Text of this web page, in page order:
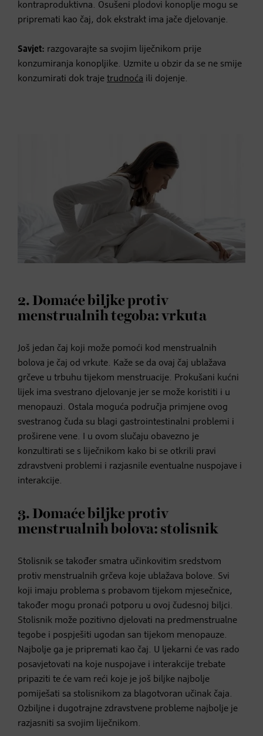
kontraproduktivna. Osušeni plodovi konoplje mogu se
pripremati kao čaj, dok ekstrakt ima jače djelovanje.
Savjet: razgovarajte sa svojim liječnikom prije
konzumiranja konopljike. Uzmite u obzir da se ne smije
konzumirati dok traje trudnoća ili dojenje.
2. Domaće biljke protiv
menstrualnih tegoba: vrkuta
Još jedan čaj koji može pomoći kod menstrualnih
bolova je čaj od vrkute. Kaže se da ovaj čaj ublažava
grčeve u trbuhu tijekom menstruacije. Prokušani kućni
lijek ima svestrano djelovanje jer se može koristiti i u
menopauzi. Ostala moguća područja primjene ovog
svestranog čuda su blagi gastrointestinalni problemi i
proširene vene. I u ovom slučaju obavezno je
konzultirati se s liječnikom kako bi se otkrili pravi
zdravstveni problemi i razjasnile eventualne nuspojave i
interakcije.
3. Domaće biljke protiv
menstrualnih bolova: stolisnik
Stolisnik se također smatra učinkovitim sredstvom
protiv menstrualnih grčeva koje ublažava bolove. Svi
koji imaju problema s probavom tijekom mjesečnice,
također mogu pronaći potporu u ovoj čudesnoj biljci.
Stolisnik može pozitivno djelovati na predmenstrualne
tegobe i pospješiti ugodan san tijekom menopauze.
Najbolje ga je pripremati kao čaj. U ljekarni će vas rado
posavjetovati na koje nuspojave i interakcije trebate
pripaziti te će vam reći koje je još biljke najbolje
pomiješati sa stolisnikom za blagotvoran učinak čaja.
Ozbiljne i dugotrajne zdravstvene probleme najbolje je
razjasniti sa svojim liječnikom.